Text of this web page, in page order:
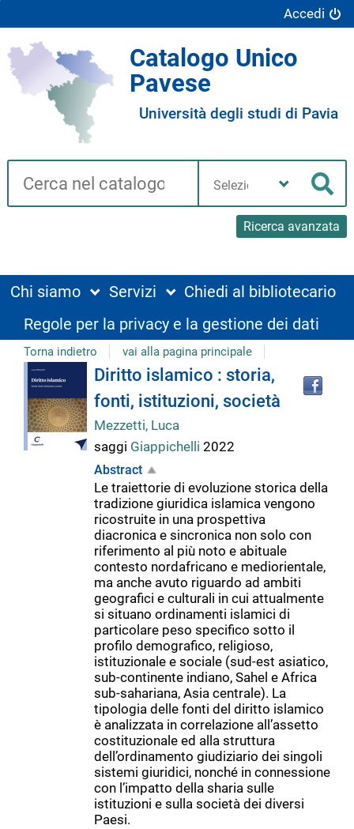
Accedi
Catalogo Unico
Pavese
Università degli studi di Pavia
Cerca su "Catalogo"
Ricerca avanzata
biblioteca
Chi siamo Servizi
Chiedi al bibliotecario
Regole per la privacy e la gestione dei dati
Torna indietro vai alla pagina principale
Dettaglio
del
documento
Diritto islamico : storia,
fonti, istituzioni, società
Mezzetti, Luca
saggi Giappichelli 2022
Abstract
Le traiettorie di evoluzione storica della
tradizione giuridica islamica vengono
ricostruite in una prospettiva
diacronica e sincronica non solo con
riferimento al più noto e abituale
contesto nordafricano e mediorientale,
ma anche avuto riguardo ad ambiti
geografici e culturali in cui attualmente
si situano ordinamenti islamici di
particolare peso specifico sotto il
profilo demografico, religioso,
istituzionale e sociale (sud-est asiatico,
sub-continente indiano, Sahel e Africa
sub-sahariana, Asia centrale). La
tipologia delle fonti del diritto islamico
è analizzata in correlazione all’assetto
costituzionale ed alla struttura
dell’ordinamento giudiziario dei singoli
sistemi giuridici, nonché in connessione
con l’impatto della sharia sulle
istituzioni e sulla società dei diversi
Paesi.